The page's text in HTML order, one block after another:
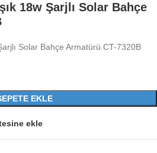
18w Şarjlı Solar Bahçe
Solar Bahçe Armatürü CT-7320B
EKLE
ekle